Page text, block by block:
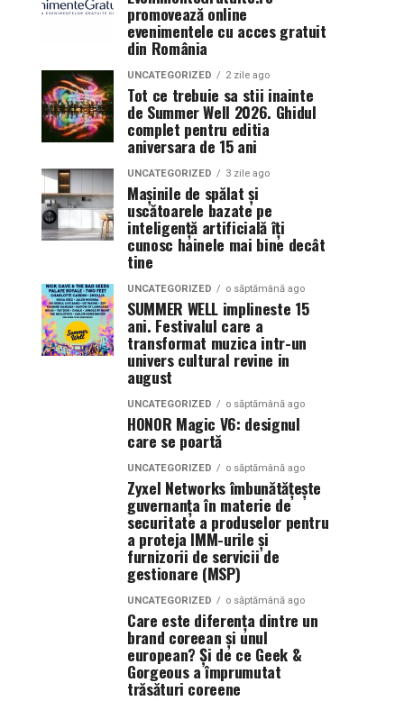
promovează online
evenimentele cu acces gratuit
din România
UNCATEGORIZED 2 zile ago
Tot ce trebuie sa stii inainte
de Summer Well 2026. Ghidul
complet pentru editia
aniversara de 15 ani
UNCATEGORIZED 3 zile ago
Mașinile de spălat și
uscătoarele bazate pe
inteligență artificială îți
cunosc hainele mai bine decât
tine
UNCATEGORIZED o săptămână ago
SUMMER WELL implineste 15
ani. Festivalul care a
transformat muzica intr-un
univers cultural revine in
august
UNCATEGORIZED o săptămână ago
HONOR Magic V6: designul
care se poartă
UNCATEGORIZED o săptămână ago
Zyxel Networks îmbunătățește
guvernanța în materie de
securitate a produselor pentru
a proteja IMM-urile și
furnizorii de servicii de
gestionare (MSP)
UNCATEGORIZED o săptămână ago
Care este diferența dintre un
brand coreean și unul
european? Și de ce Geek &
Gorgeous a împrumutat
trăsături coreene